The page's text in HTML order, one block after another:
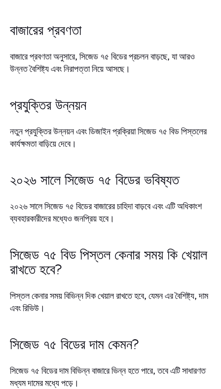
বাজারের প্রবণতা
বাজারে প্রবণতা অনুসারে, সিজেড ৭৫ বিডের প্রচলন বাড়ছে, যা আরও
উন্নত বৈশিষ্ট্য এবং নিরাপত্তা নিয়ে আসছে।
প্রযুক্তির উন্নয়ন
নতুন প্রযুক্তির উন্নয়ন এবং ডিজাইন প্রক্রিয়া সিজেড ৭৫ বিড পিস্তলের
কার্যক্ষমতা বাড়িয়ে দেবে।
২০২৬ সালে সিজেড ৭৫ বিডের ভবিষ্যত
২০২৬ সালে সিজেড ৭৫ বিডের বাজারের চাহিদা বাড়বে এবং এটি অধিকাংশ
ব্যবহারকারীদের মধ্যেও জনপ্রিয় হবে।
সিজেড ৭৫ বিড পিস্তল কেনার সময় কি খেয়াল
রাখতে হবে?
পিস্তল কেনার সময় বিভিন্ন দিক খেয়াল রাখতে হবে, যেমন এর বৈশিষ্ট্য, দাম
এবং রিভিউ।
সিজেড ৭৫ বিডের দাম কেমন?
সিজেড ৭৫ বিডের দাম বিভিন্ন বাজারে ভিন্ন হতে পারে, তবে এটি সাধারণত
মধ্যম দামের মধ্যে পড়ে।